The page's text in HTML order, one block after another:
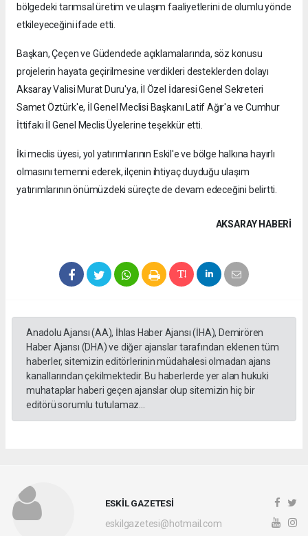
bölgedeki tarımsal üretim ve ulaşım faaliyetlerini de olumlu yönde
etkileyeceğini ifade etti.
Başkan, Çeçen ve Güdendede açıklamalarında, söz konusu
projelerin hayata geçirilmesine verdikleri desteklerden dolayı
Aksaray Valisi Murat Duru'ya, İl Özel İdaresi Genel Sekreteri
Samet Öztürk'e, İl Genel Meclisi Başkanı Latif Ağır'a ve Cumhur
İttifakı İl Genel Meclis Üyelerine teşekkür etti.
İki meclis üyesi, yol yatırımlarının Eskil'e ve bölge halkına hayırlı
olmasını temenni ederek, ilçenin ihtiyaç duyduğu ulaşım
yatırımlarının önümüzdeki süreçte de devam edeceğini belirtti.
AKSARAY HABERİ
Anadolu Ajansı (AA), İhlas Haber Ajansı (İHA), Demirören
Haber Ajansı (DHA) ve diğer ajanslar tarafından eklenen tüm
haberler, sitemizin editörlerinin müdahalesi olmadan ajans
kanallarından çekilmektedir. Bu haberlerde yer alan hukuki
muhataplar haberi geçen ajanslar olup sitemizin hiç bir
editörü sorumlu tutulamaz...
ESKİL GAZETESİ
eskilgazetesi@hotmail.com